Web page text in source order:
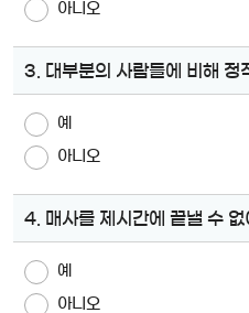
아니오
3. 대부분의 사람들에 비해 정
예
아니오
4. 매사를 제시간에 끝낼 수 없
예
아니오